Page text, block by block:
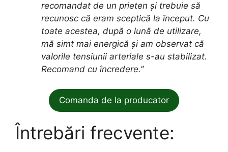
recomandat de un prieten și trebuie să
recunosc că eram sceptică la început. Cu
toate acestea, după o lună de utilizare,
mă simt mai energică și am observat că
valorile tensiunii arteriale s-au stabilizat.
Recomand cu încredere.”
Comanda de la producator
Întrebări frecvente: